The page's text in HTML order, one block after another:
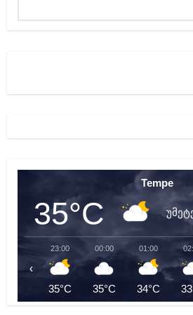
Tempe
35°C
23:00
35°C
00:00
35°C
01:00
34°C
‹